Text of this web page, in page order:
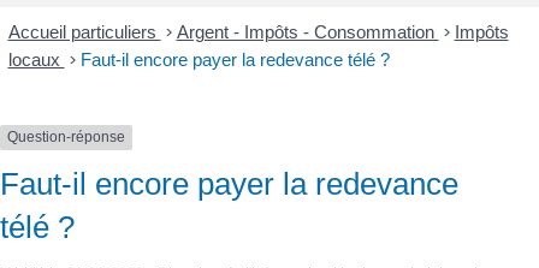
Accueil particuliers > Argent - Impôts - Consommation > Impôts
locaux > Faut-il encore payer la redevance télé ?
Question-réponse
Faut-il encore payer la redevance
télé ?